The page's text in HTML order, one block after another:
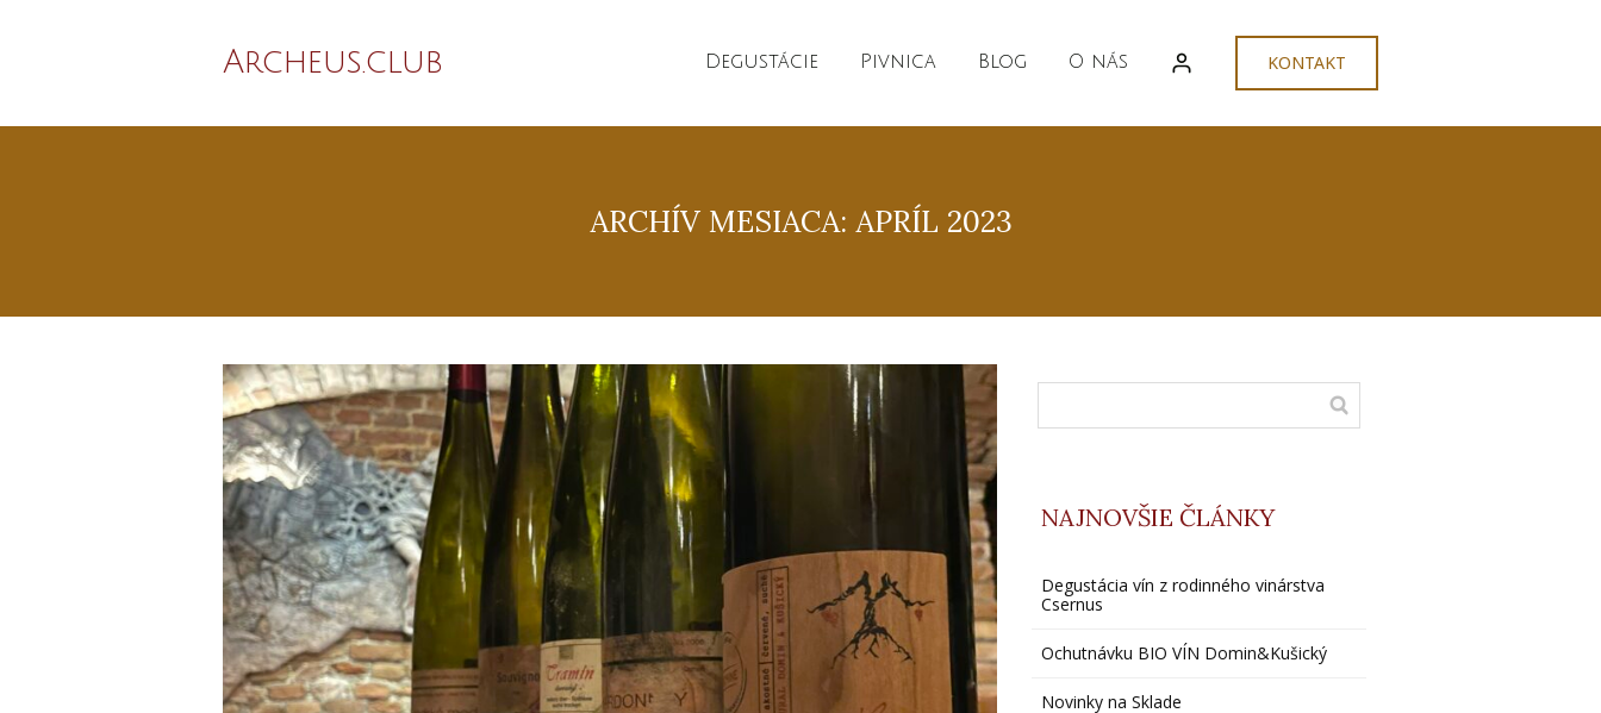
Archeus.club Degustácie Pivnica Blog O nás KONTAKT
ARCHÍV MESIACA: APRÍL 2023
NAJNOVŠIE ČLÁNKY
Degustácia vín z rodinného vinárstva
Csernus
Ochutnávku BIO VÍN Domin&Kušický
Novinky na Sklade